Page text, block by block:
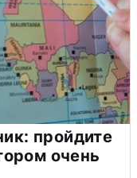
пройдите
очень